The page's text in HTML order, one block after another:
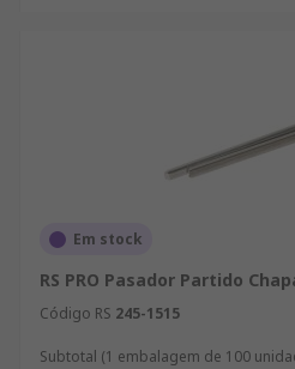
Em stock
RS PRO Pasador Partido
Código RS 245-1515
Subtotal (1 embalagem de 100